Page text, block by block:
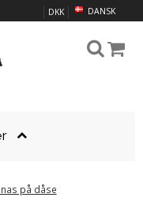
DANSK
DKK
på dåse